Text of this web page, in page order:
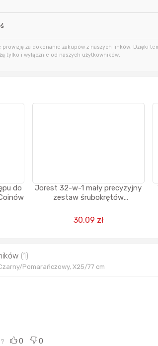
za dokonanie zakupów z naszych linków. Dzięki
tylko i wyłącznie od naszych użytkowników.
do
Jorest 32-w-1 mały precyzyjny
zestaw śrubokrętów
30.09 zł
(1)
Pomarańczowy, X25/77 cm
0 0
temu
temu Agata_Wa